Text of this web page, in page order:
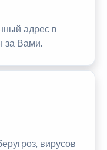
адрес в
за Вами.
вирусов